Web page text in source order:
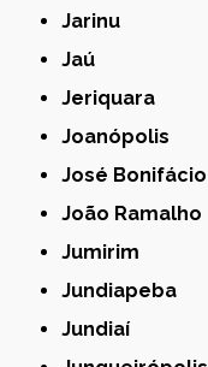
Jarinu
Jaú
Jeriquara
Joanópolis
José Bonifácio
João Ramalho
Jumirim
Jundiapeba
Jundiaí